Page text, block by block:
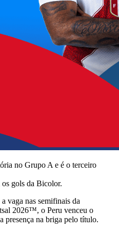
no Grupo A e é o terceiro
gols da Bicolor.
vaga nas semifinais da
2026™, o Peru venceu o
presença na briga pelo título.